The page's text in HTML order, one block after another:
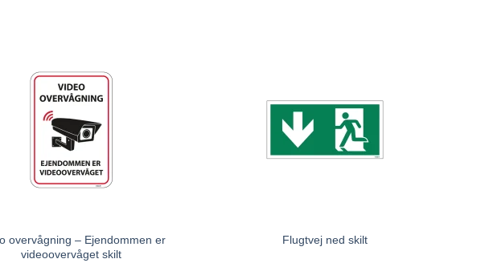
overvågning – Ejendommen er
videoovervåget skilt
Flugtvej ned skilt